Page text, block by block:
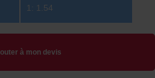
1: 1.54
à mon devis